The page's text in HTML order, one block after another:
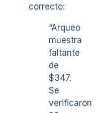
correcto:
“Arqueo
muestra
faltante
de
$347.
Se
verificaron